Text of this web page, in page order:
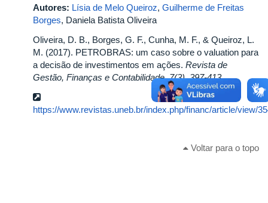
Autores: Lísia de Melo Queiroz, Guilherme de Freitas
Borges, Daniela Batista Oliveira
Oliveira, D. B., Borges, G. F., Cunha, M. F., & Queiroz, L.
M. (2017). PETROBRAS: um caso sobre o valuation para
a decisão de investimentos em ações. Revista de
Gestão, Finanças e Contabilidade,7(3), 397-413.
https://www.revistas.uneb.br/index.php/financ/article/view/
Voltar para o topo